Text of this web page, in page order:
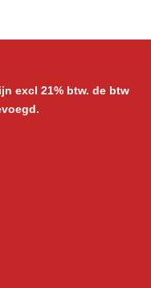
excl 21% btw. de btw